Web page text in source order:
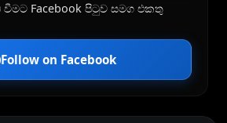
Facebook පිටුව සමග එකතු
Follow on Facebook